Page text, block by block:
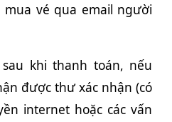
vé qua email người
khi thanh toán, nếu
được thư xác nhận (có
internet hoặc các vấn